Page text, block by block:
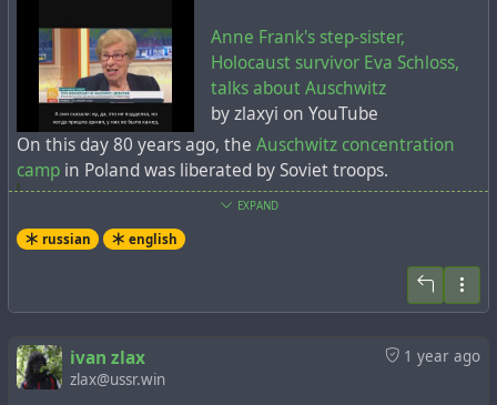
Anne Frank's step-sister,
Holocaust survivor Eva Schloss,
talks about Auschwitz
by zlaxyi on YouTube
On this day 80 years ago, the Auschwitz concentration
camp in Poland was liberated by Soviet troops.
About 1.1 million people, of whom about 1 million were
Jews, were killed at Auschwitz between 1941 and
. An outdated Soviet estimate, reflected in an
article in the Great Soviet Encyclopaedia, was a number
of over 4 million[3]. Auschwitz-Birkenau was the largest
and longest-lasting of the Nazi extermination camps, so
it has become one of the main symbols of the Holocaust.
EXPAND
russian english
1 year ago
ivan zlax
zlax@ussr.win